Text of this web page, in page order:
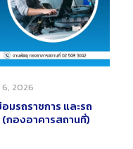
2026
มรถราชการ และรถ
(กองอาคารสถานที่)